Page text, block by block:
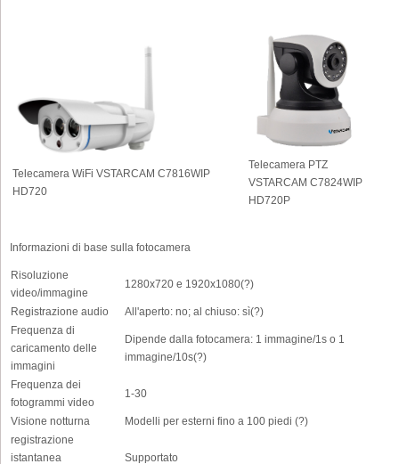
Telecamera WiFi VSTARCAM C7816WIP
HD720
Telecamera PTZ
VSTARCAM C7824WIP
HD720P
Informazioni di base sulla fotocamera
Risoluzione
video/immagine
1280x720 e 1920x1080(?)
Registrazione audio
All'aperto: no; al chiuso: sì(?)
Frequenza di
caricamento delle
immagini
Dipende dalla fotocamera: 1 immagine/1s o 1
immagine/10s(?)
Frequenza dei
fotogrammi video
1-30
Visione notturna
Modelli per esterni fino a 100 piedi (?)
registrazione
istantanea
Supportato